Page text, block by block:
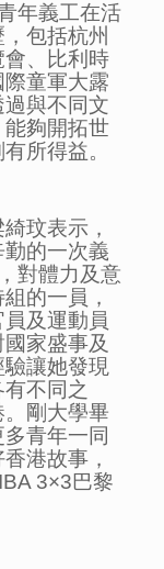
年義工在活
包括杭州
、比利時
童軍大露
與不同文
夠開拓世
所得益。
玟表示，
的一次義
對體力及意
的一員，
及運動員
家盛事及
讓她發現
不同之
剛大學畢
青年一同
港故事，
3×3巴黎